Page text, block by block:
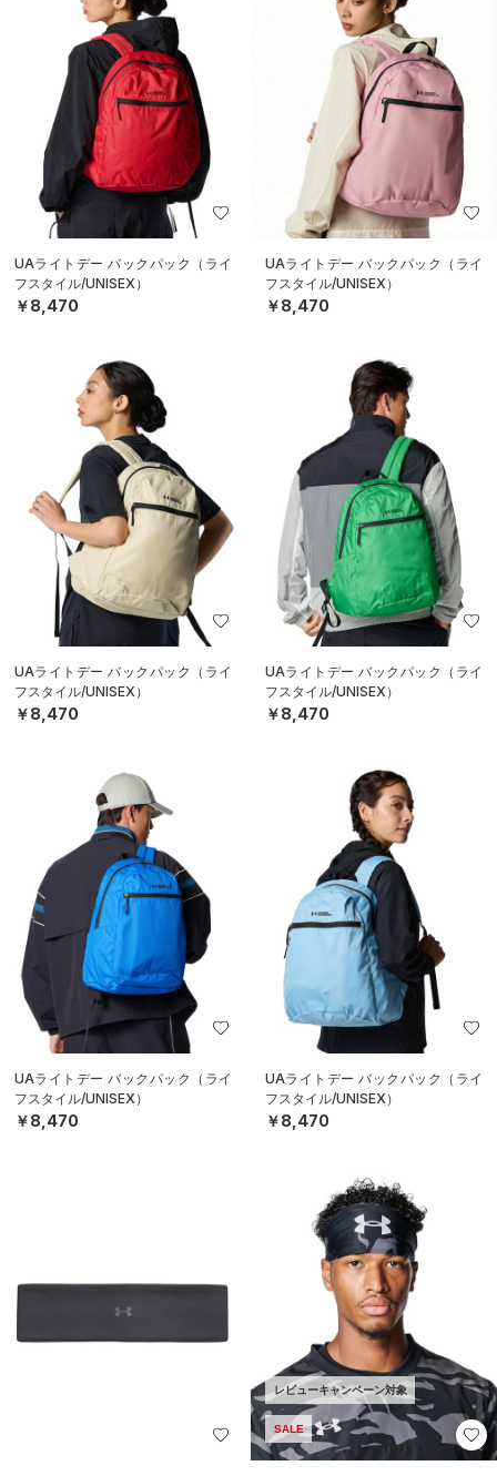
UAライトデー バックパック（ライ
フスタイル/UNISEX）
￥8,470
UAライトデー バックパック（ライ
フスタイル/UNISEX）
￥8,470
UAライトデー バックパック（ライ
フスタイル/UNISEX）
￥8,470
UAライトデー バックパック（ライ
フスタイル/UNISEX）
￥8,470
UAライトデー バックパック（ライ
フスタイル/UNISEX）
￥8,470
UAライトデー バックパック（ライ
フスタイル/UNISEX）
￥8,470
レビューキャンペーン対象
SALE